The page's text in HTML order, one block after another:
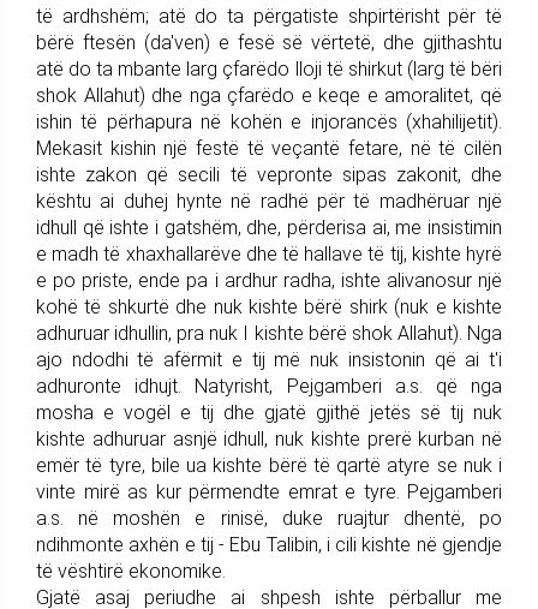
të ardhshëm; atë do ta përgatiste shpirtërisht për të
bërë ftesën (da'ven) e fesë së vërtetë, dhe gjithashtu
atë do ta mbante larg çfarëdo lloji të shirkut (larg të bëri
shok Allahut) dhe nga çfarëdo e keqe e amoralitet, që
ishin të përhapura në kohën e injorancës (xhahilijetit).
Mekasit kishin një festë të veçantë fetare, në të cilën
ishte zakon që secili të vepronte sipas zakonit, dhe
kështu ai duhej hynte në radhë për të madhëruar një
idhull që ishte i gatshëm, dhe, përderisa ai, me insistimin
e madh të xhaxhallarëve dhe të hallave të tij, kishte hyrë
e po priste, ende pa i ardhur radha, ishte alivanosur një
kohë të shkurtë dhe nuk kishte bërë shirk (nuk e kishte
adhuruar idhullin, pra nuk I kishte bërë shok Allahut). Nga
ajo ndodhi të afërmit e tij më nuk insistonin që ai t'i
adhuronte idhujt. Natyrisht, Pejgamberi a.s. që nga
mosha e vogël e tij dhe gjatë gjithë jetës së tij nuk
kishte adhuruar asnjë idhull, nuk kishte prerë kurban në
emër të tyre, bile ua kishte bërë të qartë atyre se nuk i
vinte mirë as kur përmendte emrat e tyre. Pejgamberi
a.s. në moshën e rinisë, duke ruajtur dhentë, po
ndihmonte axhën e tij - Ebu Talibin, i cili kishte në gjendje
të vështirë ekonomike.
Gjatë asaj periudhe ai shpesh ishte përballur me